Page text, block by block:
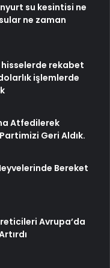
su kesintisi ne
ne zaman
hisselerde rekabet
işlemlerde
Atfedilerek
Geri Aldık.
Bereket
Avrupa’da